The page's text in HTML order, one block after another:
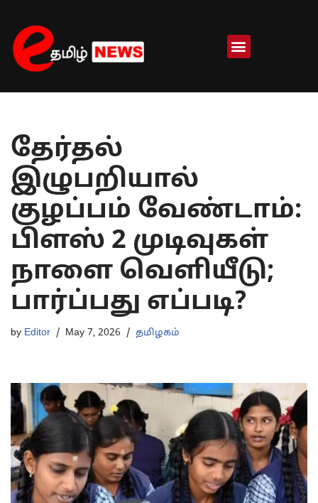
Skip
to
content
தேர்தல்
இழுபறியால்
குழப்பம் வேண்டாம்:
பிளஸ் 2 முடிவுகள்
நாளை வெளியீடு;
பார்ப்பது எப்படி?
by Editor May 7, 2026 தமிழகம்